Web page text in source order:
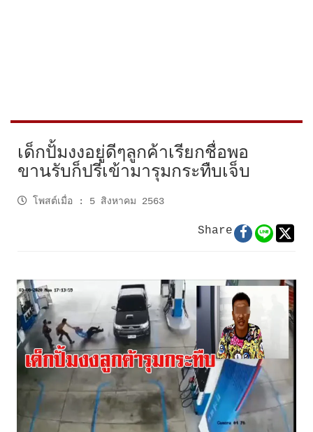
เด็กปั้มงงอยู่ดีๆลูกค้าเรียกชื่อพอ
ขานรับก็ปรี่เข้ามารุมกระทืบเจ็บ
โพสต์เมื่อ : 5 สิงหาคม 2563
Share